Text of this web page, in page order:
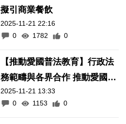
擬引商業餐飲
2025-11-21 22:16
0
1782 0
【推動愛國普法教育】行政法
務範疇與各界合作 推動愛國教
育
2025-11-21 13:33
0
1153 0